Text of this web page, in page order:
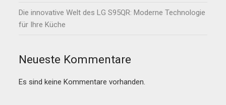
Die innovative Welt des LG S95QR: Moderne Technologie
für Ihre Küche
Neueste Kommentare
Es sind keine Kommentare vorhanden.